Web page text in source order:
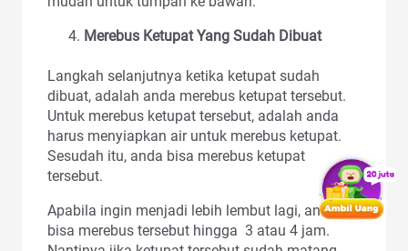
Merebus Ketupat Yang Sudah Dibuat
Langkah selanjutnya ketika ketupat sudah
dibuat, adalah anda merebus ketupat tersebut.
Untuk merebus ketupat tersebut, adalah anda
harus menyiapkan air untuk merebus ketupat.
Sesudah itu, anda bisa merebus ketupat
tersebut.
Apabila ingin menjadi lebih lembut lagi, anda
bisa merebus tersebut hingga 3 atau 4 jam.